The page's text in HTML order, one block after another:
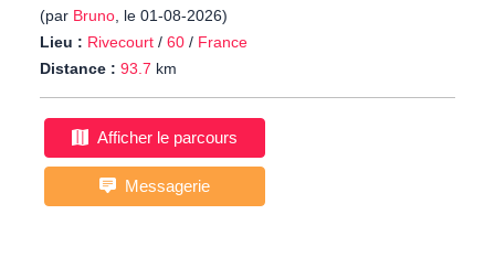
(par Bruno, le 01-08-2026)
Lieu : Rivecourt / 60 / France
Distance : 93.7 km
Afficher le parcours
Messagerie